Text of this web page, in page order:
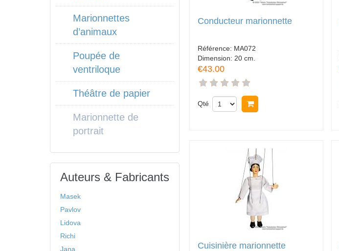
Conducteur marionnette
Référence: MA072
Dimension: 20 cm.
€43.00
Qté
Cuisinière marionnette
Marionnettes
d’animaux
Poupée de
ventriloque
Théâtre de papier
Marionnette de
portrait
Auteurs & Fabricants
Masek
Pavlov
Lidova
Richi
Jana